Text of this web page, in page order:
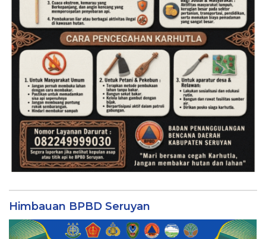
Himbauan BPBD Seruyan